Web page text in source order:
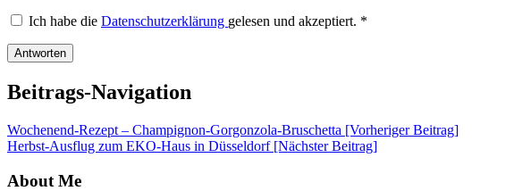
Ich habe die Datenschutzerklärung gelesen und akzeptiert. *
Beitrags-Navigation
Wochenend-Rezept – Champignon-Gorgonzola-Bruschetta [Vorheriger Beitrag]
Herbst-Ausflug zum EKO-Haus in Düsseldorf [Nächster Beitrag]
About Me